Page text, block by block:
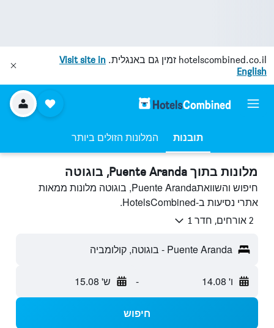
hotelscombined.co.il זמין גם באנגלית. Visit site in
English
תובנות המלונות הזולים ביותר
מלונות בתוך Puente Aranda, בוגוטה
חיפוש והשוואתPuente Aranda, בוגוטה מלונות ממאות
אתרי נסיעות ב-HotelsCombined.
2 אורחים, חדר 1
Puente Aranda - בוגוטה, קולומביה
ו' 14.08 - ש' 15.08
חיפוש